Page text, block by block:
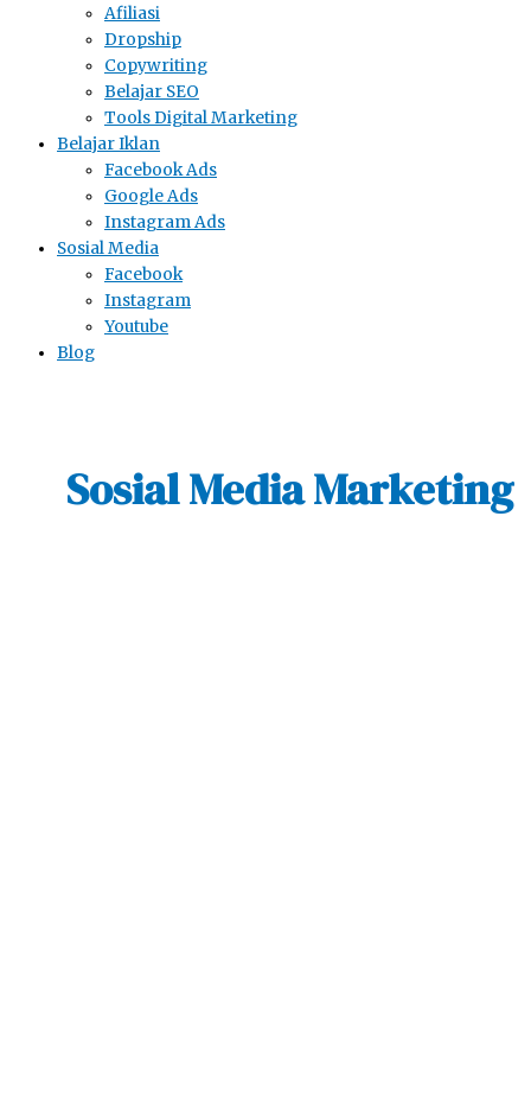
Afiliasi
Dropship
Copywriting
Belajar SEO
Tools Digital Marketing
Belajar Iklan
Facebook Ads
Google Ads
Instagram Ads
Sosial Media
Facebook
Instagram
Youtube
Blog
Sosial Media Marketing